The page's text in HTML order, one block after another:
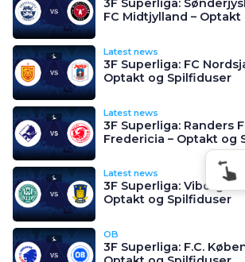
3F Superliga:
FC Midtjylland –
Latest news
3F Superliga: FC
Optakt og Spilfiduser
Latest news
3F Superliga: Randers
Fredericia – Optakt og
Latest news
3F Superliga: Viborg FF
Optakt og Spilfiduser
OB
3F Superliga: F.C.